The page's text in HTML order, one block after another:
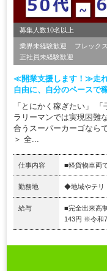
募集人数10名以上
業界未経験歓迎 フレック
正社員未経験歓迎
≪開業支援します！≫走
自由に、自分のペースで
「とにかく稼ぎたい」
ラリーマンでは実現困難
合うスーパーカーゴなら
＞ 全...
仕事内容 ■軽貨物車両
勤務地 ◆地域やテリ
給与
■完全出来高
143円 ※令和